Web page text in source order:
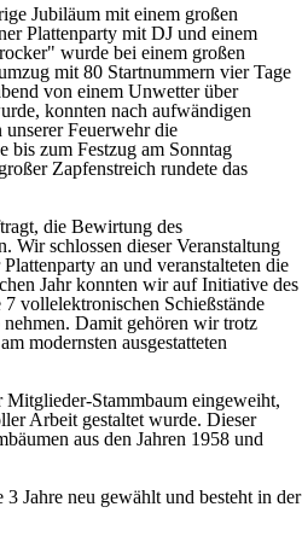
Jubiläum mit einem großen
Plattenparty mit DJ und einem
wurde bei einem großen
mit 80 Startnummern vier Tage
von einem Unwetter über
konnten nach aufwändigen
unserer Feuerwehr die
bis zum Festzug am Sonntag
Zapfenstreich rundete das
die Bewirtung des
Wir schlossen dieser Veranstaltung
an und veranstalteten die
Jahr konnten wir auf Initiative des
vollelektronischen Schießstände
Damit gehören wir trotz
modernsten ausgestatteten
Stammbaum eingeweiht,
Arbeit gestaltet wurde. Dieser
aus den Jahren 1958 und
Jahre neu gewählt und besteht in der